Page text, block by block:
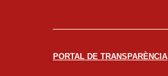
PORTAL DE TRANSPARÈNCIA